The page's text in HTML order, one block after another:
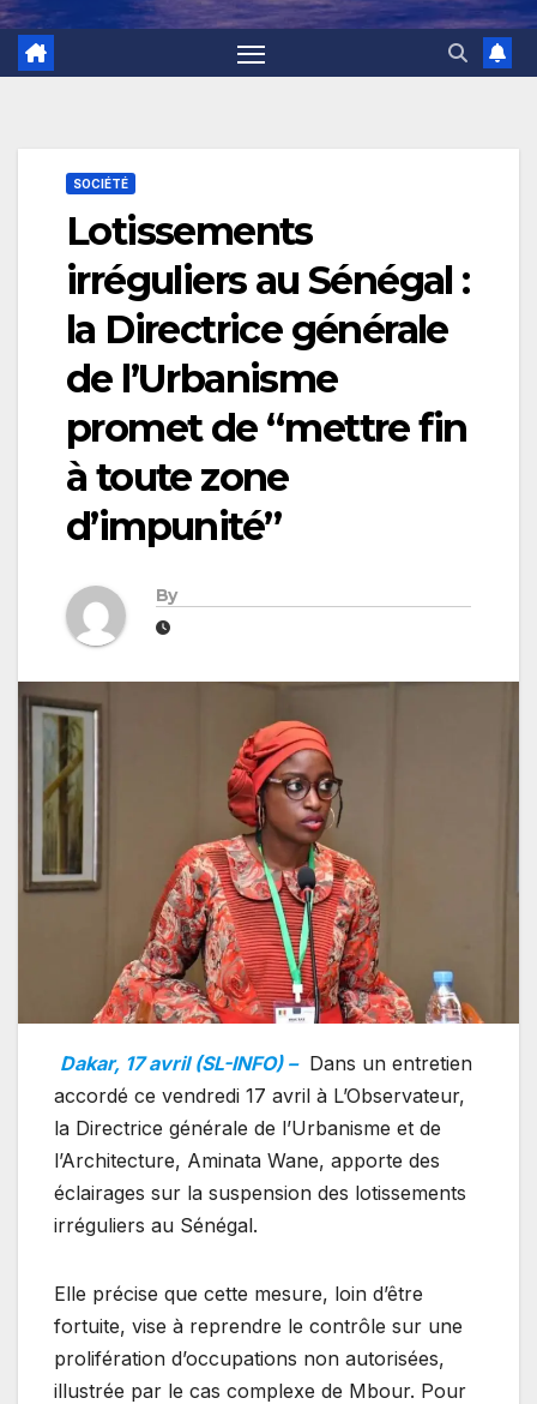
SOCIÉTÉ
Lotissements
irréguliers au Sénégal :
la Directrice générale
de l’Urbanisme
promet de “mettre fin
à toute zone
d’impunité”
By
Dakar, 17 avril (SL-INFO) – Dans un entretien
accordé ce vendredi 17 avril à L’Observateur,
la Directrice générale de l’Urbanisme et de
l’Architecture, Aminata Wane, apporte des
éclairages sur la suspension des lotissements
irréguliers au Sénégal.
Elle précise que cette mesure, loin d’être
fortuite, vise à reprendre le contrôle sur une
prolifération d’occupations non autorisées,
illustrée par le cas complexe de Mbour. Pour